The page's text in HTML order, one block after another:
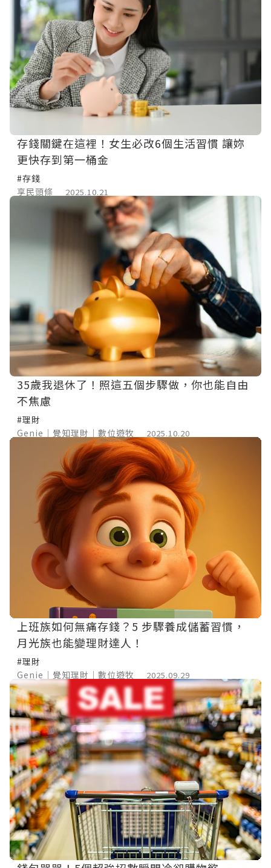
存錢關鍵在這裡！女生必改6個生活習慣 讓妳
更快存到第一桶金
#存錢
享民頭條
2025.10.21
35歲我退休了！照這五個步驟做，你也能自由
不焦慮
#理財
Genie｜覺知理財｜數位遊牧
2025.10.20
上班族如何無痛存錢？5 步驟養成儲蓄習慣，
月光族也能變理財達人！
#理財
Genie｜覺知理財｜數位遊牧
2025.09.29